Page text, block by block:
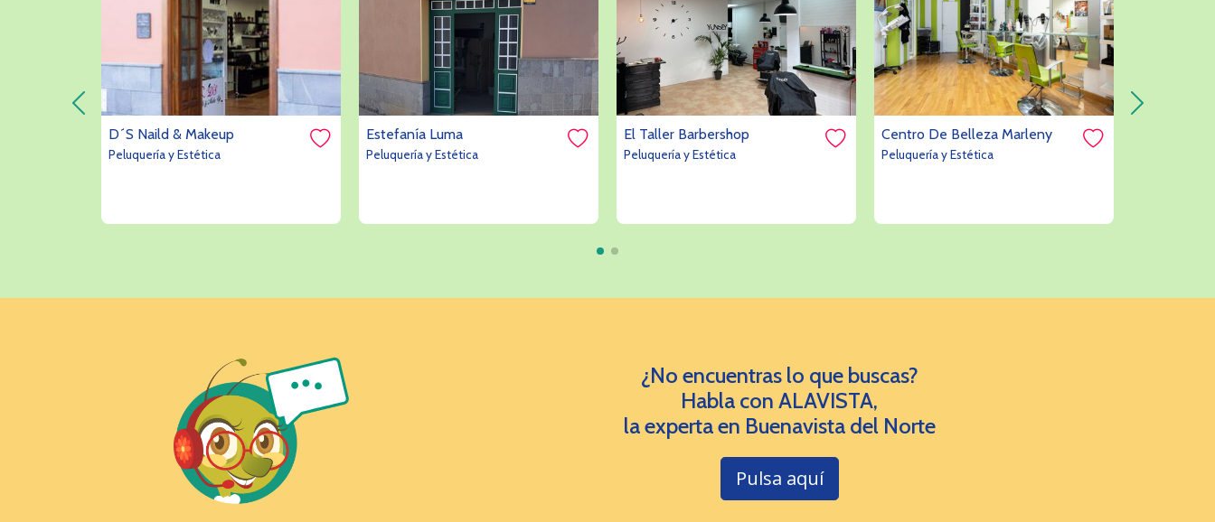
D´S Naild & Makeup
Peluquería y Estética
Estefanía Luma
Peluquería y Estética
El Taller Barbershop
Peluquería y Estética
Centro De Belleza Marleny
Peluquería y Estética
¿No encuentras lo que buscas?
Habla con ALAVISTA,
la experta en Buenavista del Norte
Pulsa aquí